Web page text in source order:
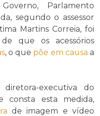
Parlamento
segundo o assessor
Martins Correia, foi
de que os acessórios
, o que põe em causa a
executiva do
consta esta medida,
de imagem e vídeo